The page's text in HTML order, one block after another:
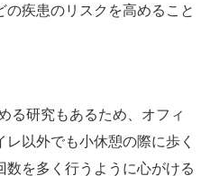
疾患のリスクを高めること
る研究もあるため、オフィ
以外でも小休憩の際に歩く
を多く行うように心がける